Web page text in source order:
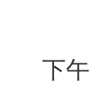
下午